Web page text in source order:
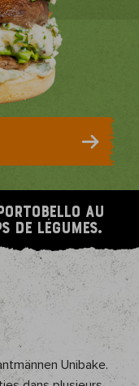
au
de légumes.
Unibake.